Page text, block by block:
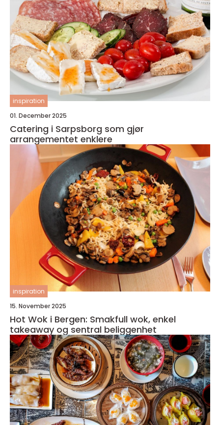
inspiration
01. December 2025
Catering i Sarpsborg som gjør
arrangementet enklere
inspiration
15. November 2025
Hot Wok i Bergen: Smakfull wok, enkel
takeaway og sentral beliggenhet